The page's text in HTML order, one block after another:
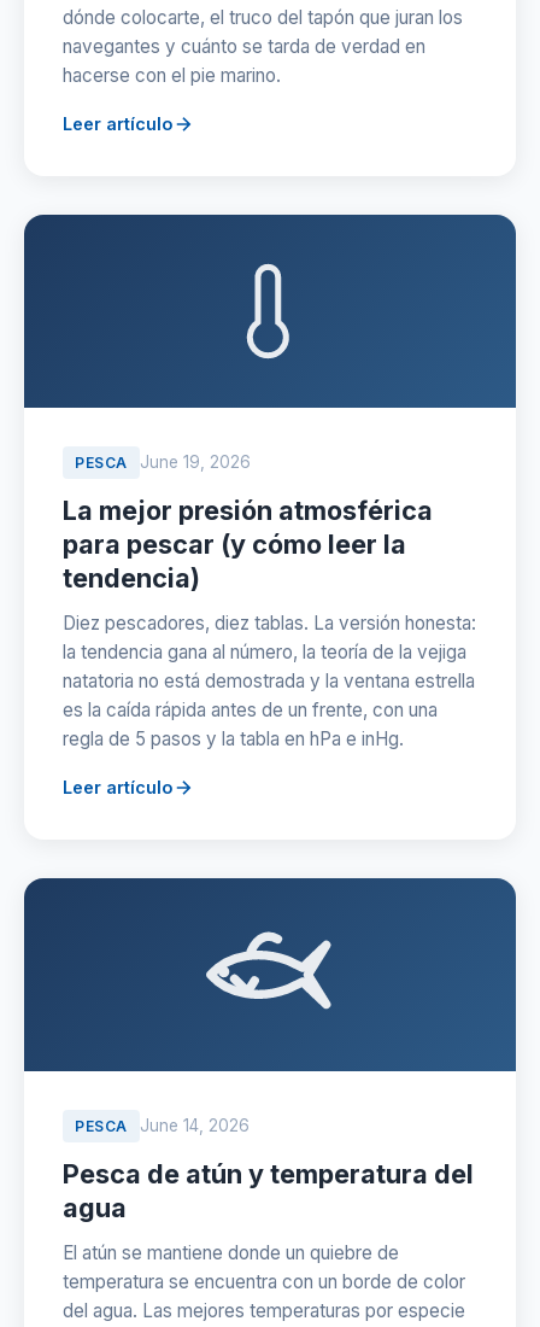
dónde colocarte, el truco del tapón que juran los
navegantes y cuánto se tarda de verdad en
hacerse con el pie marino.
Leer artículo
PESCA June 19, 2026
La mejor presión atmosférica
para pescar (y cómo leer la
tendencia)
Diez pescadores, diez tablas. La versión honesta:
la tendencia gana al número, la teoría de la vejiga
natatoria no está demostrada y la ventana estrella
es la caída rápida antes de un frente, con una
regla de 5 pasos y la tabla en hPa e inHg.
Leer artículo
PESCA June 14, 2026
Pesca de atún y temperatura del
agua
El atún se mantiene donde un quiebre de
temperatura se encuentra con un borde de color
del agua. Las mejores temperaturas por especie